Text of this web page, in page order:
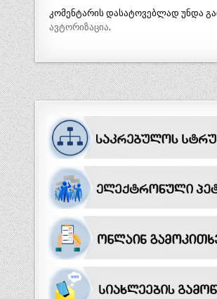
კომენტარის დასატოვებლად უნდა
ავტორიზაცია.